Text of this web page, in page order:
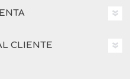
CLIENTE